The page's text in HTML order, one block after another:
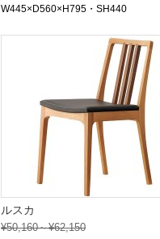
W445×D560×H795・SH440
ルスカ
¥50,160～¥62,150